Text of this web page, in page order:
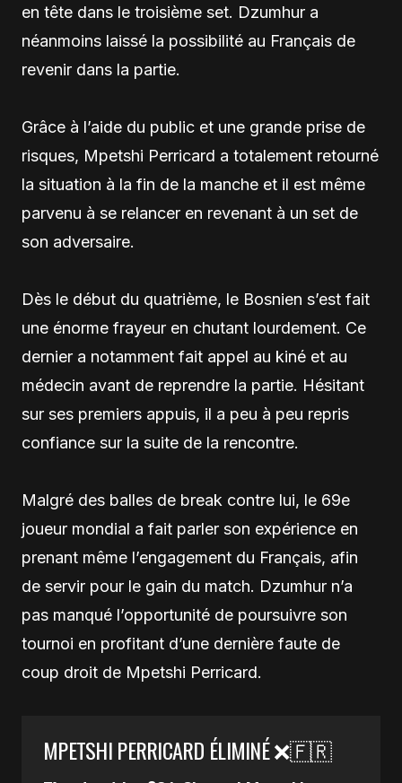
en tête dans le troisième set. Dzumhur a
néanmoins laissé la possibilité au Français de
revenir dans la partie.
Grâce à l’aide du public et une grande prise de
risques, Mpetshi Perricard a totalement retourné
la situation à la fin de la manche et il est même
parvenu à se relancer en revenant à un set de
son adversaire.
Dès le début du quatrième, le Bosnien s’est fait
une énorme frayeur en chutant lourdement. Ce
dernier a notamment fait appel au kiné et au
médecin avant de reprendre la partie. Hésitant
sur ses premiers appuis, il a peu à peu repris
confiance sur la suite de la rencontre.
Malgré des balles de break contre lui, le 69e
joueur mondial a fait parler son expérience en
prenant même l’engagement du Français, afin
de servir pour le gain du match. Dzumhur n’a
pas manqué l’opportunité de poursuivre son
tournoi en profitant d’une dernière faute de
coup droit de Mpetshi Perricard.
MPETSHI PERRICARD ÉLIMINÉ ❌🇫🇷